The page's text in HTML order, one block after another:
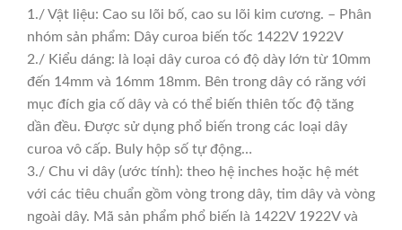
1./ Vật liệu: Cao su lõi bố, cao su lõi kim cương. – Phân
nhóm sản phẩm: Dây curoa biến tốc 1422V 1922V
2./ Kiểu dáng: là loại dây curoa có độ dày lớn từ 10mm
đến 14mm và 16mm 18mm. Bên trong dây có răng với
mục đích gia cố dây và có thể biến thiên tốc độ tăng
dần đều. Được sử dụng phổ biến trong các loại dây
curoa vô cấp. Buly hộp số tự động…
3./ Chu vi dây (ước tính): theo hệ inches hoặc hệ mét
với các tiêu chuẩn gồm vòng trong dây, tim dây và vòng
ngoài dây. Mã sản phẩm phổ biến là 1422V 1922V và